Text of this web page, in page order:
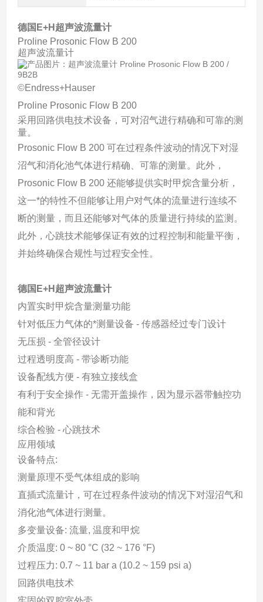
德国E+H超声波流量计
Proline Prosonic Flow B 200
超声波流量计
©Endress+Hauser
Proline Prosonic Flow B 200
采用回路供电技术设备，可对沼气进行精确和可靠的测
量。
Prosonic Flow B 200 可在过程条件波动的情况下对湿
沼气和消化池气体进行精确、可靠的测量。此外，
Prosonic Flow B 200 还能够提供实时甲烷含量分析，
这一*的特性不但能够让用户对气体的流量进行连续不
断的测量，而且还能够对气体的质量进行持续的监测。
此外，心跳技术能够保证有效的过程控制和能量平衡，
并始终确保合规性与过程安全性。
德国E+H超声波流量计
内置实时甲烷含量测量功能
针对低压力气体的*测量设备 - 传感器经过专门设计
无压损 - 全管径设计
过程透明度高 - 带诊断功能
设备配线方便 - 有独立接线盒
有利于安全操作 - 无需开盖操作，因为显示器带触控功
能和背光
综合检验 - 心跳技术
应用领域
设备特点:
测量原理不受气体组成的影响
直插式流量计，可在过程条件波动的情况下对湿沼气和
消化池气体进行测量。
多变量设备: 流量, 温度和甲烷
介质温度: 0 ~ 80 °C (32 ~ 176 °F)
过程压力: 0.7 ~ 11 bar a (10.2 ~ 159 psi a)
回路供电技术